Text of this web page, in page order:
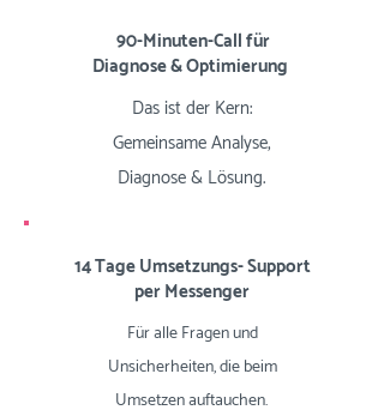
90-Minuten-Call für
Diagnose & Optimierung
Das ist der Kern:
Gemeinsame Analyse,
Diagnose & Lösung.
14 Tage Umsetzungs- Support
per Messenger
Für alle Fragen und
Unsicherheiten, die beim
Umsetzen auftauchen.